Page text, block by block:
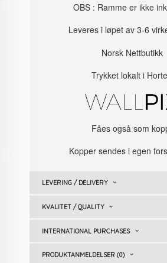
OBS : Ramme er ikke
Leveres i løpet av 3-6
Norsk Nettbutikk
Trykket lokalt i
Fåes også som
Kopper sendes i egen
LEVERING / DELIVERY
KVALITET / QUALITY
INTERNATIONAL PURCHASES
PRODUKTANMELDELSER (0)